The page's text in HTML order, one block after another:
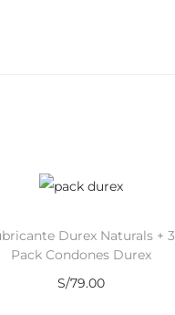
Durex Naturals + 3
Pack Condones Durex
S/79.00